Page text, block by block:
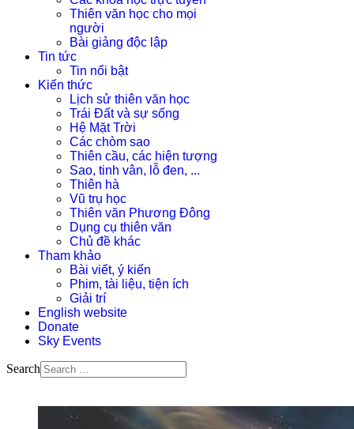
Thiên văn học cho mọi
người
Bài giảng độc lập
Tin tức
Tin nổi bật
Kiến thức
Lịch sử thiên văn học
Trái Đất và sự sống
Hệ Mặt Trời
Các chòm sao
Thiên cầu, các hiện tượng
Sao, tinh vân, lỗ đen, ...
Thiên hà
Vũ trụ học
Thiên văn Phương Đông
Dụng cụ thiên văn
Chủ đề khác
Tham khảo
Bài viết, ý kiến
Phim, tài liệu, tiện ích
Giải trí
English website
Donate
Sky Events
Search